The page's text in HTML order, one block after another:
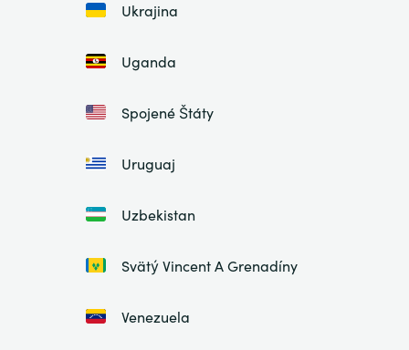
Ukrajina
Uganda
Spojené Štáty
Uruguaj
Uzbekistan
Svätý Vincent A Grenadíny
Venezuela